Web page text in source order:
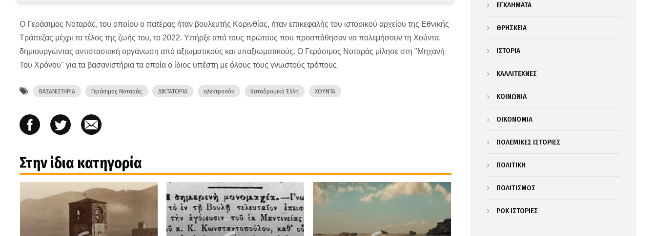
O Γεράσιμος Νοταράς, του οποίου ο πατέρας ήταν βουλευτής Κορινθίας, ήταν επικεφαλής του ιστορικού αρχείου της Εθνικής
Τράπεζας μέχρι το τέλος της ζωής του, το 2022. Υπήρξε από τους πρώτους που προσπάθησαν να πολεμήσουν τη Χούντα,
δημιουργώντας αντιστασιακή οργάνωση από αξιωματικούς και υπαξιωματικούς. Ο Γεράσιμος Νοταράς μίλησε στη "Μηχανή
Του Χρόνου" για τα βασανιστήρια τα οποία ο ίδιος υπέστη με όλους τους γνωστούς τρόπους.
ΒΑΣΑΝΙΣΤΗΡΙΑ Γεράσιμος Νοταράς ΔΙΚΤΑΤΟΡΙΑ ηλεκτροσόκ Καταδρομικό Έλλη ΧΟΥΝΤΑ
Στην ίδια κατηγορία
ΕΓΚΛΗΜΑΤΑ
ΘΡΗΣΚΕΙΑ
ΙΣΤΟΡΙΑ
ΚΑΛΛΙΤΕΧΝΕΣ
ΚΟΙΝΩΝΙΑ
ΟΙΚΟΝΟΜΙΑ
ΠΟΛΕΜΙΚΕΣ ΙΣΤΟΡΙΕΣ
ΠΟΛΙΤΙΚΗ
ΠΟΛΙΤΙΣΜΟΣ
ΡΟΚ ΙΣΤΟΡΙΕΣ